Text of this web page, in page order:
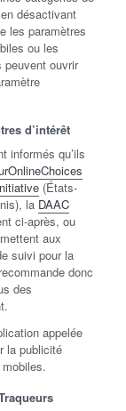
désactivant
les paramètres
ou les
peuvent ouvrir
d’intérêt
informés qu’ils
(États-
la DAAC
ci-après, ou
aux
suivi pour la
donc
des
appelée
la publicité